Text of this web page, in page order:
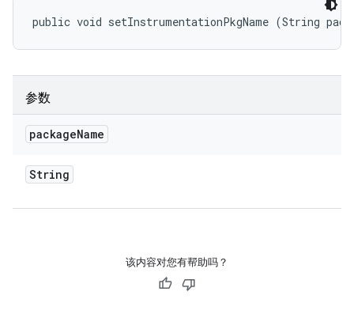
public void setInstrumentationPkgName (String
参数
packageName
String
该内容对您有帮助吗？